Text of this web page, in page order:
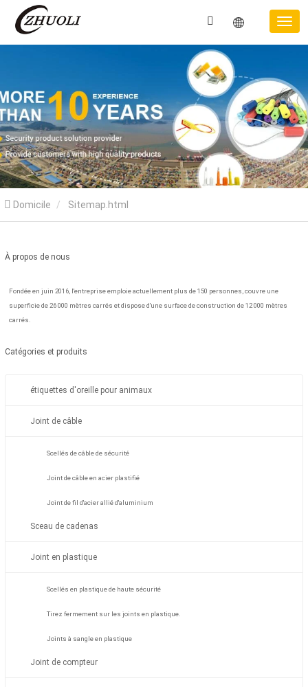
Domicile Sitemap.html
À propos de nous
Fondée en juin 2016, l'entreprise emploie actuellement plus de 150 personnes, couvre une
superficie de 26 000 mètres carrés et dispose d'une surface de construction de 12 000 mètres
carrés.
Catégories et produits
étiquettes d'oreille pour animaux
Joint de câble
Scellés de câble de sécurité
Joint de câble en acier plastifié
Joint de fil d'acier allié d'aluminium
Sceau de cadenas
Joint en plastique
Scellés en plastique de haute sécurité
Tirez fermement sur les joints en plastique.
Joints à sangle en plastique
Joint de compteur